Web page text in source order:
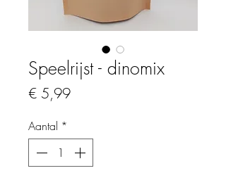
Speelrijst - dinomix
€ 5,99Prijs
Aantal *